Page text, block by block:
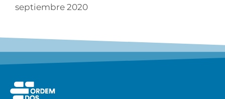
septiembre 2020